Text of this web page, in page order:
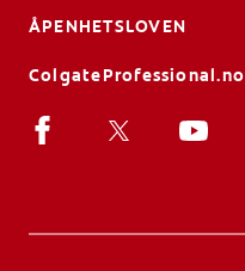
ÅPENHETSLOVEN
ColgateProfessional.no